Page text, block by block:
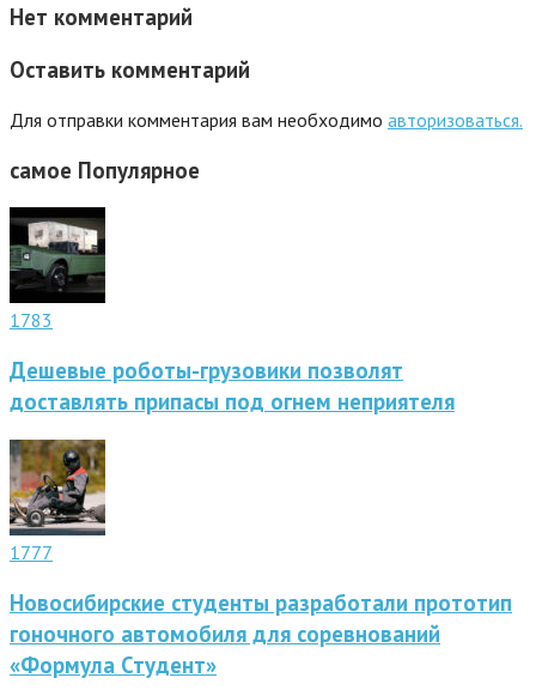
Нет комментарий
Оставить комментарий
Для отправки комментария вам необходимо авторизоваться.
самое Популярное
1783
Дешевые роботы-грузовики позволят
доставлять припасы под огнем неприятеля
1777
Новосибирские студенты разработали прототип
гоночного автомобиля для соревнований
«Формула Студент»